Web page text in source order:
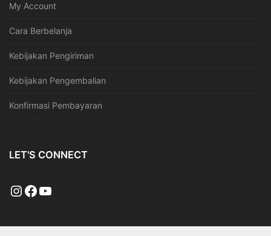
My Account
Cara Berbelanja
Kebijakan Pengiriman
Kebijakan Pengembalian
Konfirmasi Pembayaran
LET'S CONNECT